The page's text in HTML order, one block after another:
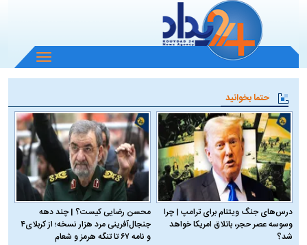
باز
و
منو
حتما بخوانید
درس‌های جنگ ویتنام برای ترامپ | چرا
وسوسه عصر حجر، باتلاق امریکا خواهد
شد؟
محسن رضایی کیست؟ | چند دهه
جنجال‌آفرینی مرد هزار نسخه؛ از کربلای۴
و نامه ۶۷ تا تنگه هرمز و شعام